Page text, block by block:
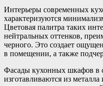
Интерьеры современных
характеризуются
Цветовая палитра таких
нейтральных оттенков,
черного. Это создает
в помещении, а также
Фасады кухонных шкафов в
изготавливаются из